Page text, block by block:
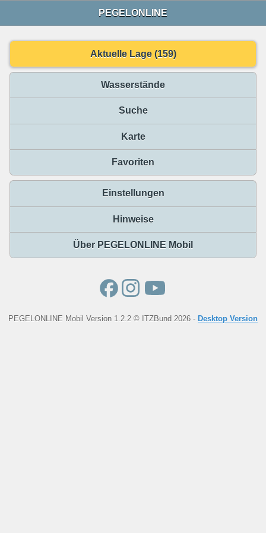
PEGELONLINE
Aktuelle Lage (159)
Wasserstände
Suche
Karte
Favoriten
Einstellungen
Hinweise
Über PEGELONLINE Mobil
PEGELONLINE Mobil Version 1.2.2 © ITZBund 2026 - Desktop Version